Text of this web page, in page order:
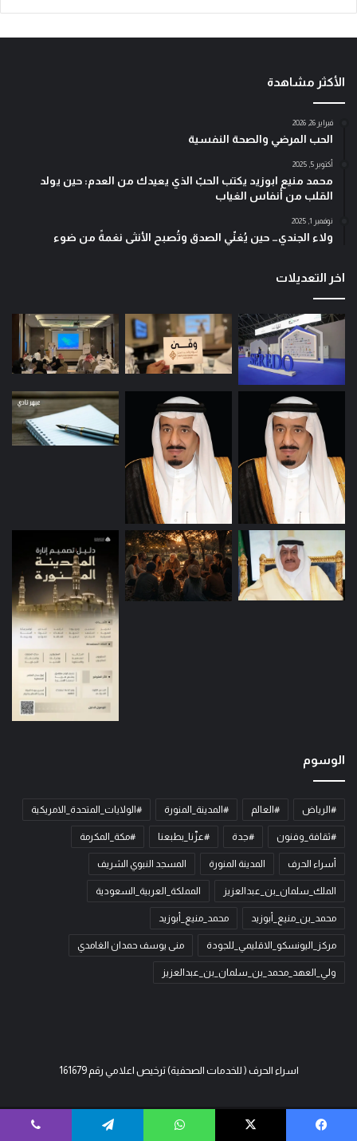
الأكثر مشاهدة
فبراير 26, 2026
الحب المرضي والصحة النفسية
أكتوبر 5, 2025
محمد منيع ابوزيد يكتب الحبّ الذي يعيدك من العدم: حين يولد
القلب من أنفاس الغياب
نوفمبر 1, 2025
ولاء الجندي… حين يُغنّي الصدق وتُصبح الأنثى نغمةً من ضوء
اخر التعديلات
الوسوم
#الرياض #العالم #المدينة_المنورة #الولايات_المتحدة_الامريكية
#ثقافة_وفنون #جدة #عزّنا_بطبعنا #مكة_المكرمة
أسراء الحرف المدينة المنورة المسجد النبوي الشريف
الملك_سلمان_بن_عبدالعزيز المملكة_العربية_السعودية
محمد_بن_منيع_أبوزيد محمد_منيع_أبوزيد
مركز_اليونسكو_الاقليمي_للجودة منى يوسف حمدان الغامدي
ولي_العهد_محمد_بن_سلمان_بن_عبدالعزيز
اسراء الحرف ( للخدمات الصحفية) ترخيص اعلامي رقم 161679
© حقوق النشر 2026، جميع الحقوق محفوظة | لـ اسراء الحرف